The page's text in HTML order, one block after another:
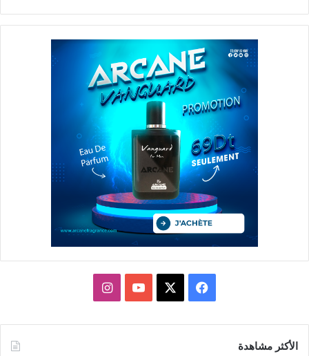
فيسبوك يوتيوبانستقرام
الأكثر مشاهدة